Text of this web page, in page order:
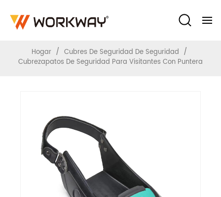
Hogar / Cubres De Seguridad De Seguridad /
Cubrezapatos De Seguridad Para Visitantes Con Puntera